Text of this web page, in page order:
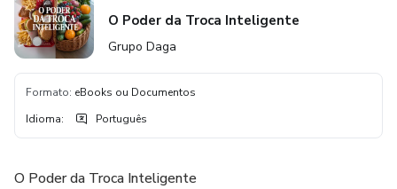
O Poder da Troca Inteligente
Grupo Daga
Formato: eBooks ou Documentos
Idioma: Português
O Poder da Troca Inteligente